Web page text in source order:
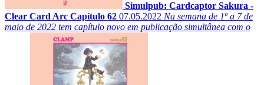
Simulpub: Cardcaptor Sakura -
Clear Card Arc Capítulo 62 07.05.2022 Na semana de 1º a 7 de
maio de 2022 tem capítulo novo em publicação simultânea com o